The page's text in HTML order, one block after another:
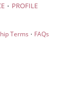
· PROFILE
Terms · FAQs